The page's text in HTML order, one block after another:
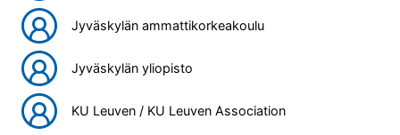
Jyväskylän ammattikorkeakoulu
Jyväskylän yliopisto
KU Leuven / KU Leuven Association